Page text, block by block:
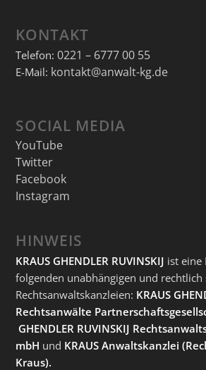
KONTAKT
Telefon: 0221 – 6777 00 55
E-Mail: kontakt@anwalt-kg.de
SOCIAL MEDIA
YouTube
Twitter
Facebook
Instagram
HINWEIS
KRAUS GHENDLER RUVINSKIJ ist eine
folgenden unabhängigen und rechtlich
Rechtsanwaltskanzleien: KRAUS
Rechtsanwälte
GHENDLER RUVINSKIJ
mbH und KRAUS Anwaltskanzlei
Kraus).